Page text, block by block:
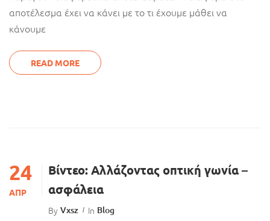
αποτέλεσμα έχει να κάνει με το τι έχουμε μάθει να
κάνουμε
READ MORE
24
ΑΠΡ
Βίντεο: Αλλάζοντας οπτική γωνία –
ασφάλεια
By Vxsz In Blog